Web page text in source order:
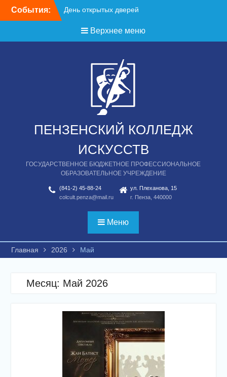
События: День открытых дверей
Верхнее меню
ПЕНЗЕНСКИЙ КОЛЛЕДЖ
ИСКУССТВ
ГОСУДАРСТВЕННОЕ БЮДЖЕТНОЕ ПРОФЕССИОНАЛЬНОЕ
ОБРАЗОВАТЕЛЬНОЕ УЧРЕЖДЕНИЕ
(841-2) 45-88-24
colcult.penza@mail.ru
ул. Плеханова, 15
г. Пенза, 440000
Меню
Главная 2026 Май
Месяц: Май 2026